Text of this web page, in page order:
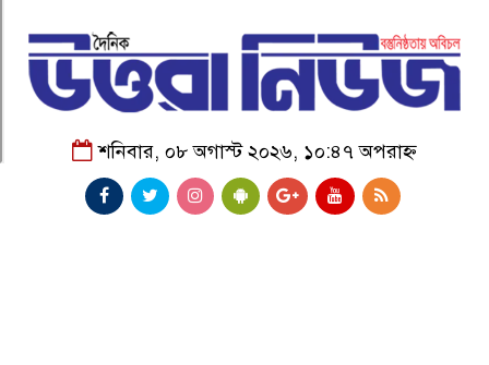
শনিবার, ০৮ অগাস্ট ২০২৬, ১০:৪৭ অপরাহ্ন